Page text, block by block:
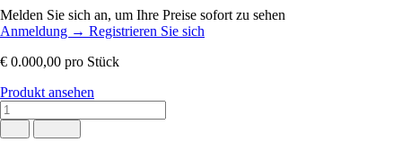
Melden Sie sich an, um Ihre Preise sofort zu sehen
Anmeldung → Registrieren Sie sich
€ 0.000,00 pro Stück
Produkt ansehen